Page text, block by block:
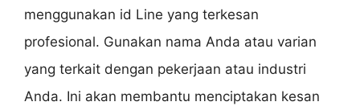
menggunakan id Line yang terkesan
profesional. Gunakan nama Anda atau varian
yang terkait dengan pekerjaan atau industri
Anda. Ini akan membantu menciptakan kesan